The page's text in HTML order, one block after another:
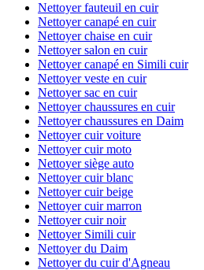
Nettoyer fauteuil en cuir
Nettoyer canapé en cuir
Nettoyer chaise en cuir
Nettoyer salon en cuir
Nettoyer canapé en Simili cuir
Nettoyer veste en cuir
Nettoyer sac en cuir
Nettoyer chaussures en cuir
Nettoyer chaussures en Daim
Nettoyer cuir voiture
Nettoyer cuir moto
Nettoyer siège auto
Nettoyer cuir blanc
Nettoyer cuir beige
Nettoyer cuir marron
Nettoyer cuir noir
Nettoyer Simili cuir
Nettoyer du Daim
Nettoyer du cuir d'Agneau